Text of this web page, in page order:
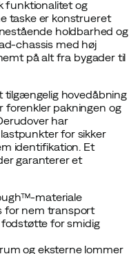
funktionalitet og
taske er konstrueret
holdbarhed og
chassis med høj
på alt fra bygader til
tilgængelig hovedåbning
forenkler pakningen og
har
for sikker
identifikation. Et
garanterer et
materiale
for nem transport
for smidig
og eksterne lommer